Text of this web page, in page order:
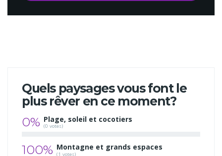
Quels paysages vous font le
plus rêver en ce moment?
0% Plage, soleil et cocotiers
(0 votes)
100% Montagne et grands espaces
(1 votes)